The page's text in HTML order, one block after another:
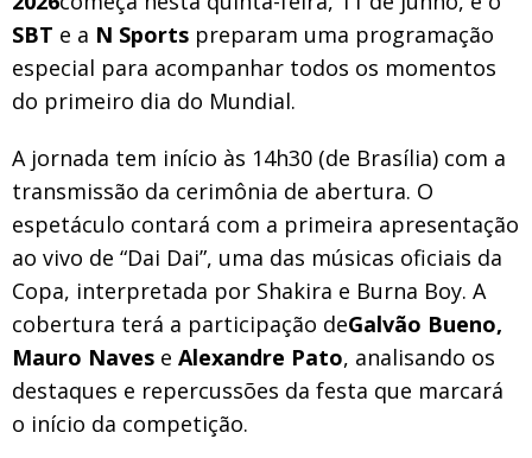
SBT e a N Sports preparam uma programação
especial para acompanhar todos os momentos
do primeiro dia do Mundial.
A jornada tem início às 14h30 (de Brasília) com a
transmissão da cerimônia de abertura. O
espetáculo contará com a primeira apresentação
ao vivo de “Dai Dai”, uma das músicas oficiais da
Copa, interpretada por Shakira e Burna Boy. A
cobertura terá a participação deGalvão Bueno,
Mauro Naves e Alexandre Pato, analisando os
destaques e repercussões da festa que marcará
o início da competição.